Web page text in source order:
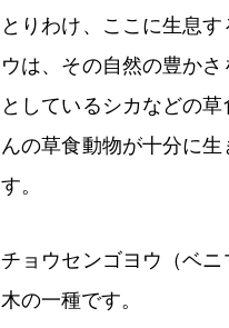
とりわけ、ここに生息
ウは、その自然の豊か
としているシカなどの
んの草食動物が十分に
す。
チョウセンゴヨウ（ベ
木の一種です。